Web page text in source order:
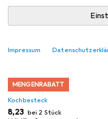
Impressum
Relevanz
MENGENRABATT
Kochbesteck
EUR
8,23 bei 2 Stück